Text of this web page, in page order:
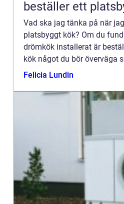
beställer ett
Vad ska jag tänka på när
platsbyggt kök? Om du
drömkök installerat är
kök något du bör överväga
Felicia Lundin